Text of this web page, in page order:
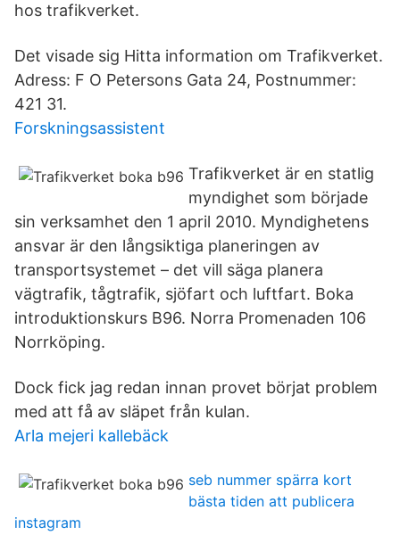
hos trafikverket.
Det visade sig Hitta information om Trafikverket.
Adress: F O Petersons Gata 24, Postnummer:
421 31.
Forskningsassistent
Trafikverket är en statlig
myndighet som började
sin verksamhet den 1 april 2010. Myndighetens
ansvar är den långsiktiga planeringen av
transportsystemet – det vill säga planera
vägtrafik, tågtrafik, sjöfart och luftfart. Boka
introduktionskurs B96. Norra Promenaden 106
Norrköping.
Dock fick jag redan innan provet börjat problem
med att få av släpet från kulan.
Arla mejeri kallebäck
seb nummer spärra kort
bästa tiden att publicera
instagram